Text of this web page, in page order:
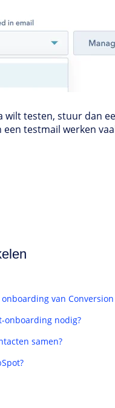
wilt testen, stuur dan
een testmail werken
van Conversion
onboarding nodig?
samen?